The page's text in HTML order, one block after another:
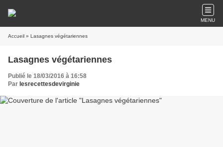
MENU
Accueil » Lasagnes végétariennes
Lasagnes végétariennes
Publié le 18/03/2016 à 16:58
Par lesrecettesdevirginie